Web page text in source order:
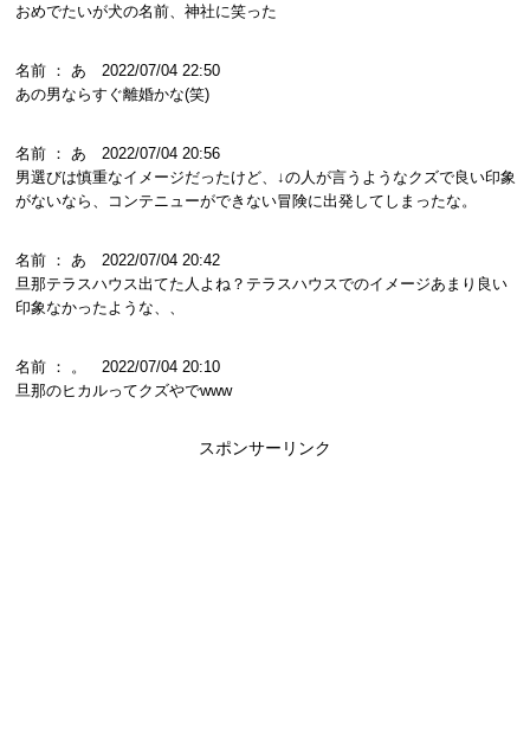
おめでたいが犬の名前、神社に笑った
名前 ： あ 2022/07/04 22:50
あの男ならすぐ離婚かな(笑)
名前 ： あ 2022/07/04 20:56
男選びは慎重なイメージだったけど、↓の人が言うようなクズで良い印象
がないなら、コンテニューができない冒険に出発してしまったな。
名前 ： あ 2022/07/04 20:42
旦那テラスハウス出てた人よね？テラスハウスでのイメージあまり良い
印象なかったような、、
名前 ： 。 2022/07/04 20:10
旦那のヒカルってクズやでwww
スポンサーリンク